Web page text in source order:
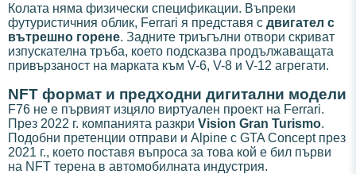
Колата няма физически спецификации. Въпреки
футуристичния облик, Ferrari я представя с двигател с
вътрешно горене. Задните триъгълни отвори скриват
изпускателна тръба, което подсказва продължаващата
привързаност на марката към V-6, V-8 и V-12 агрегати.
NFT формат и предходни дигитални модели
F76 не е първият изцяло виртуален проект на Ferrari.
През 2022 г. компанията разкри Vision Gran Turismo.
Подобни претенции отправи и Alpine с GTA Concept през
2021 г., което поставя въпроса за това кой е бил първи
на NFT терена в автомобилната индустрия.